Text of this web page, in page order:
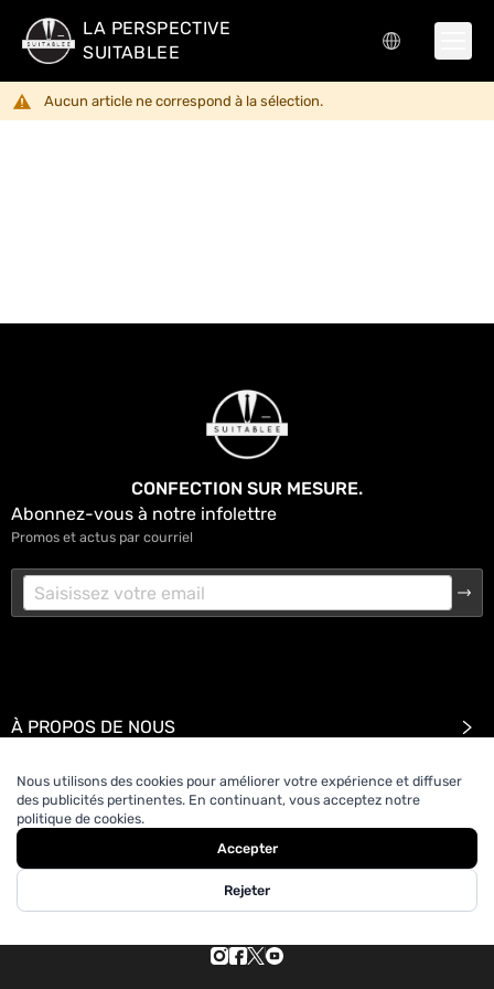
LA PERSPECTIVE
SUITABLEE
Aucun article ne correspond à la sélection.
CONFECTION SUR MESURE.
Abonnez-vous à notre infolettre
Promos et actus par courriel
À PROPOS DE NOUS
SOUTIEN
Nous utilisons des cookies pour améliorer votre expérience et diffuser
des publicités pertinentes. En continuant, vous acceptez notre
politique de cookies.
Accepter
Rejeter